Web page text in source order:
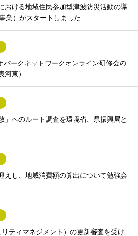
おける地域住民参加型津波防災活動の導
業）がスタートしました
パークネットワークオンライン研修会の
河東）
」へのルート調査を環境省、県振興局と
えし、地域消費額の算出について勉強会
ティマネジメント）の更新審査を受け